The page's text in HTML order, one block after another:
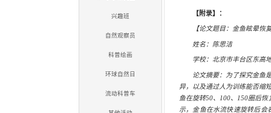
实验乐翻天
标本零距离
博物教具箱